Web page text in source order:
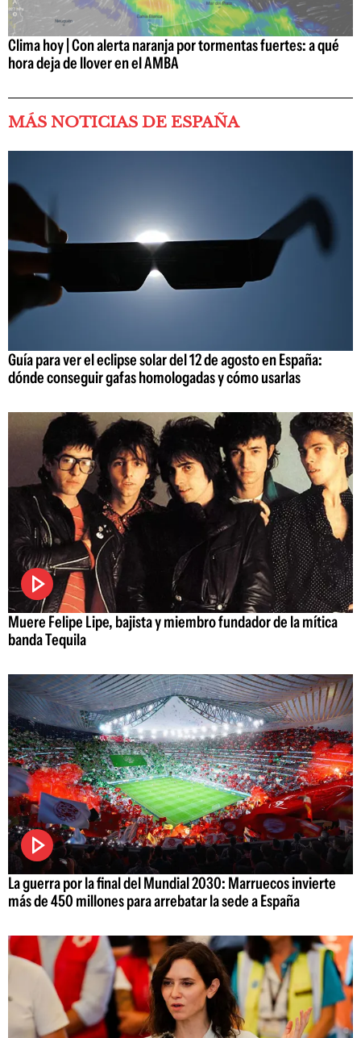
Clima hoy | Con alerta naranja por tormentas fuertes: a qué
hora deja de llover en el AMBA
MÁS NOTICIAS DE ESPAÑA
Guía para ver el eclipse solar del 12 de agosto en España:
dónde conseguir gafas homologadas y cómo usarlas
Muere Felipe Lipe, bajista y miembro fundador de la mítica
banda Tequila
La guerra por la final del Mundial 2030: Marruecos invierte
más de 450 millones para arrebatar la sede a España